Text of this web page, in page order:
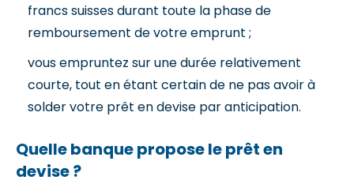
francs suisses durant toute la phase de
remboursement de votre emprunt ;
vous empruntez sur une durée relativement
courte, tout en étant certain de ne pas avoir à
solder votre prêt en devise par anticipation.
Quelle banque propose le prêt en
devise ?